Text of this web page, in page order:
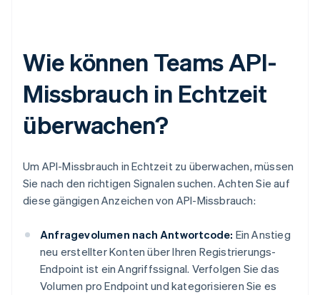
Wie können Teams API-
Missbrauch in Echtzeit
überwachen?
Um API-Missbrauch in Echtzeit zu überwachen, müssen
Sie nach den richtigen Signalen suchen. Achten Sie auf
diese gängigen Anzeichen von API-Missbrauch:
Anfragevolumen nach Antwortcode: Ein Anstieg
neu erstellter Konten über Ihren Registrierungs-
Endpoint ist ein Angriffssignal. Verfolgen Sie das
Volumen pro Endpoint und kategorisieren Sie es